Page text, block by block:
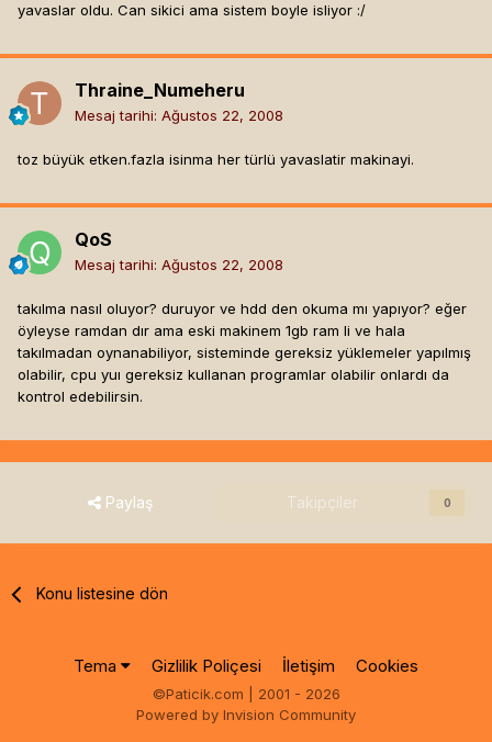
yavaslar oldu. Can sikici ama sistem boyle isliyor :/
Thraine_Numeheru
Mesaj tarihi: Ağustos 22, 2008
toz büyük etken.fazla isinma her türlü yavaslatir makinayi.
QoS
Mesaj tarihi: Ağustos 22, 2008
takılma nasıl oluyor? duruyor ve hdd den okuma mı yapıyor? eğer
öyleyse ramdan dır ama eski makinem 1gb ram li ve hala
takılmadan oynanabiliyor, sisteminde gereksiz yüklemeler yapılmış
olabilir, cpu yuı gereksiz kullanan programlar olabilir onlardı da
kontrol edebilirsin.
Paylaş Takipçiler 0
Konu listesine dön
Tema Gizlilik Poliçesi İletişim Cookies
©Paticik.com | 2001 - 2026
Powered by Invision Community